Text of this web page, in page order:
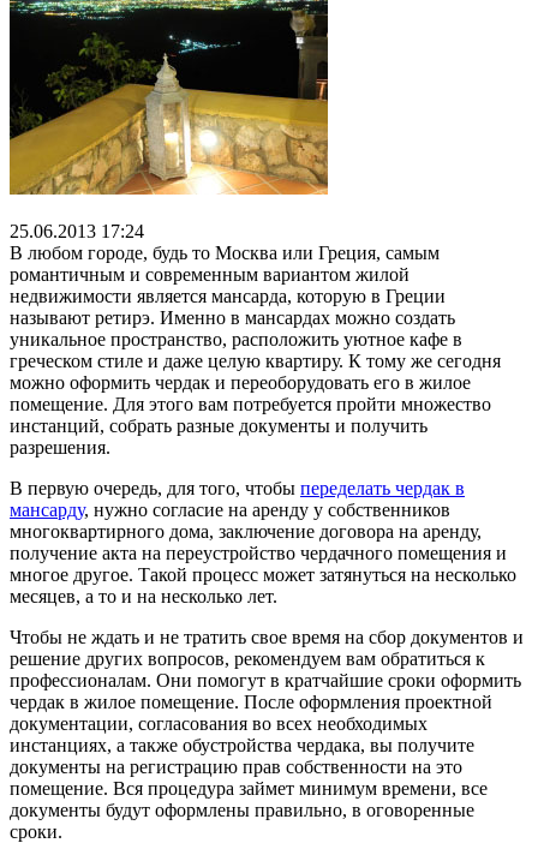
25.06.2013 17:24
В любом городе, будь то Москва или Греция, самым
романтичным и современным вариантом жилой
недвижимости является мансарда, которую в Греции
называют ретирэ. Именно в мансардах можно создать
уникальное пространство, расположить уютное кафе в
греческом стиле и даже целую квартиру. К тому же сегодня
можно оформить чердак и переоборудовать его в жилое
помещение. Для этого вам потребуется пройти множество
инстанций, собрать разные документы и получить
разрешения.
В первую очередь, для того, чтобы переделать чердак в
мансарду, нужно согласие на аренду у собственников
многоквартирного дома, заключение договора на аренду,
получение акта на переустройство чердачного помещения и
многое другое. Такой процесс может затянуться на несколько
месяцев, а то и на несколько лет.
Чтобы не ждать и не тратить свое время на сбор документов и
решение других вопросов, рекомендуем вам обратиться к
профессионалам. Они помогут в кратчайшие сроки оформить
чердак в жилое помещение. После оформления проектной
документации, согласования во всех необходимых
инстанциях, а также обустройства чердака, вы получите
документы на регистрацию прав собственности на это
помещение. Вся процедура займет минимум времени, все
документы будут оформлены правильно, в оговоренные
сроки.